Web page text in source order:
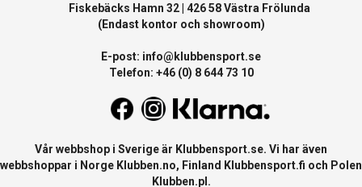
Fiskebäcks Hamn 32 | 426 58 Västra Frölunda
(Endast kontor och showroom)
E-post: info@klubbensport.se
Telefon: +46 (0) 8 644 73 10
Vår webbshop i Sverige är Klubbensport.se. Vi har även
webbshoppar i Norge Klubben.no, Finland Klubbensport.fi och Polen
Klubben.pl .